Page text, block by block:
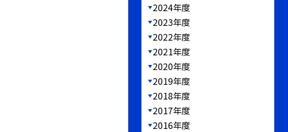
2024年度
2023年度
2022年度
2021年度
2020年度
2019年度
2018年度
2017年度
2016年度